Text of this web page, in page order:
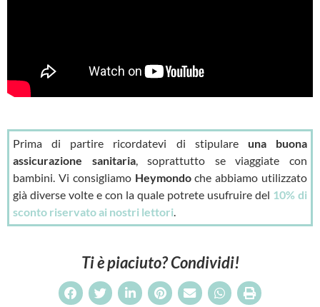
Prima di partire ricordatevi di stipulare una buona
assicurazione sanitaria, soprattutto se viaggiate con
bambini. Vi consigliamo Heymondoche abbiamo utilizzato
già diverse volte e con la quale potrete usufruire del 10% di
sconto riservato ai nostri lettori.
Ti è piaciuto? Condividi!